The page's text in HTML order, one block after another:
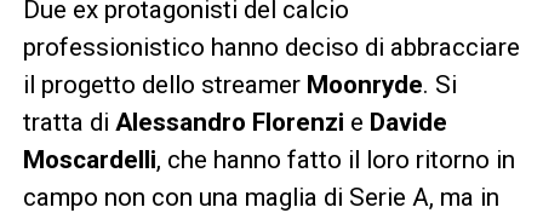
Due ex protagonisti del calcio
professionistico hanno deciso di abbracciare
il progetto dello streamer Moonryde. Si
tratta di Alessandro Florenzi e Davide
Moscardelli, che hanno fatto il loro ritorno in
campo non con una maglia di Serie A, ma in